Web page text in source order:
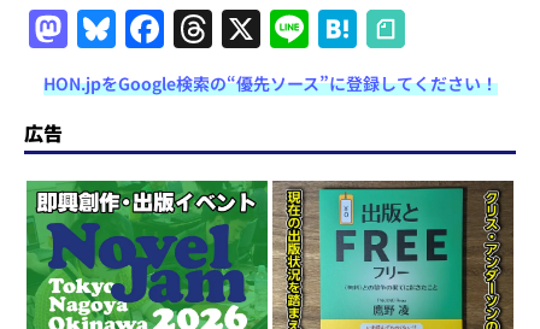
M
a
st
o
d
o
n
Bl
u
e
s
k
y
F
a
c
e
b
o
o
k
T
h
re
a
d
s
X Li
n
e
H
at
e
n
a
HON.jpをGoogle検索の“優先ソース”に登録してください！
広告